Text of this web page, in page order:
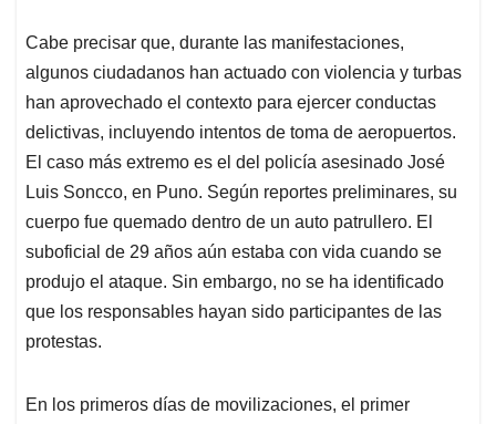
Cabe precisar que, durante las manifestaciones,
algunos ciudadanos han actuado con violencia y turbas
han aprovechado el contexto para ejercer conductas
delictivas, incluyendo intentos de toma de aeropuertos.
El caso más extremo es el del policía asesinado José
Luis Soncco, en Puno. Según reportes preliminares, su
cuerpo fue quemado dentro de un auto patrullero. El
suboficial de 29 años aún estaba con vida cuando se
produjo el ataque. Sin embargo, no se ha identificado
que los responsables hayan sido participantes de las
protestas.
En los primeros días de movilizaciones, el primer